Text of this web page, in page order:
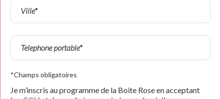
*Champs obligatoires
Je m’inscris au programme de la Boite Rose en acceptant